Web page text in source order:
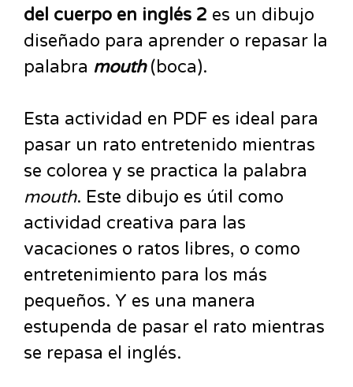
del cuerpo en inglés 2 es un dibujo
diseñado para aprender o repasar la
palabra mouth(boca).
Esta actividad en PDF es ideal para
pasar un rato entretenido mientras
se colorea y se practica la palabra
mouth. Este dibujo es útil como
actividad creativa para las
vacaciones o ratos libres, o como
entretenimiento para los más
pequeños. Y es una manera
estupenda de pasar el rato mientras
se repasa el inglés.